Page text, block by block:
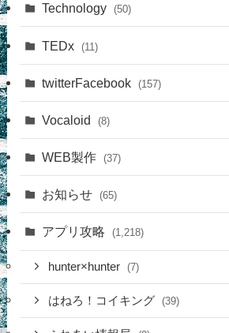
Technology (50)
TEDx (11)
twitterFacebook (157)
Vocaloid (8)
WEB製作 (37)
お知らせ (65)
アプリ攻略 (1,218)
hunter×hunter (7)
はねろ！コイキング (39)